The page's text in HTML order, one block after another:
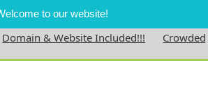
to our website!
& Website Included!!!